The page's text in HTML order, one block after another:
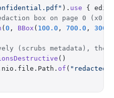
). use {
box on page 0 (x0,
( 0 , BBox ( 100.0 , 700.0 , 300.0
(scrubs metadata), then
()
of (